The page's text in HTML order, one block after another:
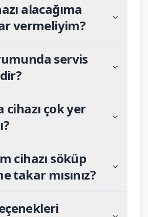
alacağıma
vermeliyim?
servis
cihazı çok yer
cihazı söküp
takar mısınız?